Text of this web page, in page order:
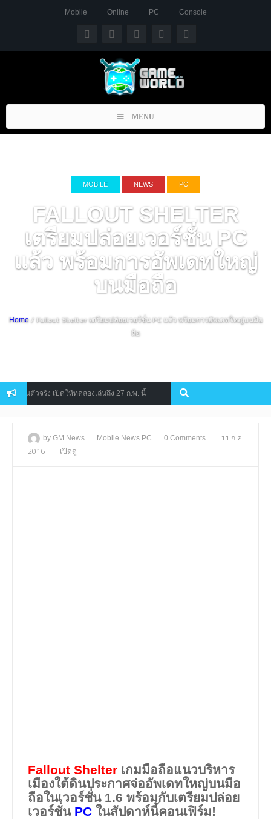
Mobile Online PC Console
Toggle
navigation
MENU
MOBILE NEWS PC
FALLOUT SHELTER
เตรียมปล่อยเวอร์ชั่น PC
แล้ว พร้อมการอัพเดทใหญ่
บนมือถือ
Home/ Fallout Shelter เตรียมปล่อยเวอร์ชั่น PC แล้ว พร้อมการอัพเดทใหญ่บนมือ
ถือ
ตัวจริง เปิดให้ทดลองเล่นถึง 27 ก.พ. นี้ Console ชมตัวอย่างใหม่สุดมันส์จา
by GM News | Mobile News PC | 0 Comments |
11 ก.ค.
2016 | เปิดดู
Fallout Shelter เกมมือถือแนวบริหาร
เมืองใต้ดินประกาศจ่ออัพเดทใหญ่บนมือ
ถือในเวอร์ชั่น 1.6 พร้อมกับเตรียมปล่อย
เวอร์ชั่นPC ในสัปดาห์นี้คอนเฟิร์ม!